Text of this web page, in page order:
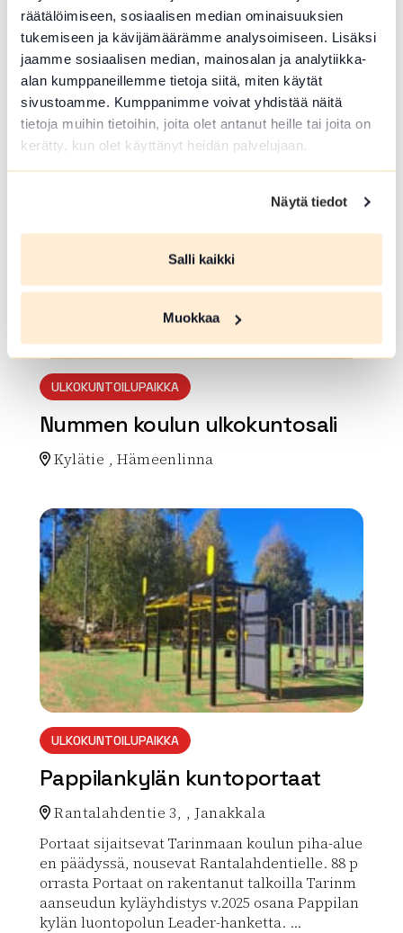
räätälöimiseen, sosiaalisen median ominaisuuksien
tukemiseen ja kävijämäärämme analysoimiseen. Lisäksi
jaamme sosiaalisen median, mainosalan ja analytiikka-
alan kumppaneillemme tietoja siitä, miten käytät
sivustoamme. Kumppanimme voivat yhdistää näitä
tietoja muihin tietoihin, joita olet antanut heille tai joita on
kerätty, kun olet käyttänyt heidän palvelujaan.
Näytä tiedot
Salli kaikki
Muokkaa
ULKOKUNTOILUPAIKKA
Eedilän lihaskuntopiste
Opintie 3 , Loppi
Lue lisää luontokohteesta Eedilän lihaskuntopiste
array(0) { }
ULKOKUNTOILUPAIKKA
Nummen koulun ulkokuntosali
Kylätie , Hämeenlinna
array(0) { }
ULKOKUNTOILUPAIKKA
Pappilankylän kuntoportaat
Rantalahdentie 3, , Janakkala
Portaat sijaitsevat Tarinmaan koulun piha-alue
en päädyssä, nousevat Rantalahdentielle. 88 p
orrasta Portaat on rakentanut talkoilla Tarinm
aanseudun kyläyhdistys v.2025 osana Pappilan
kylän luontopolun Leader-hanketta. ...